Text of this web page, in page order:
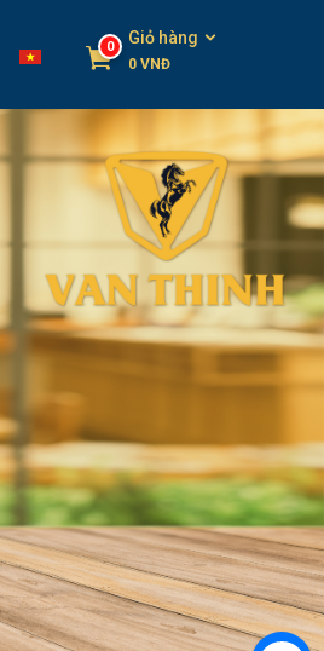
0 Giỏ hàng
0 VNĐ